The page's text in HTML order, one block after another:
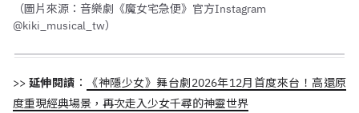
（圖片來源：音樂劇《魔女宅急便》官方Instagram
@kiki_musical_tw）
>> 延伸閱讀 ：
《神隱少女》舞台劇2026年12月首度來台！高還原
度重現經典場景，再次走入少女千尋的神靈世界